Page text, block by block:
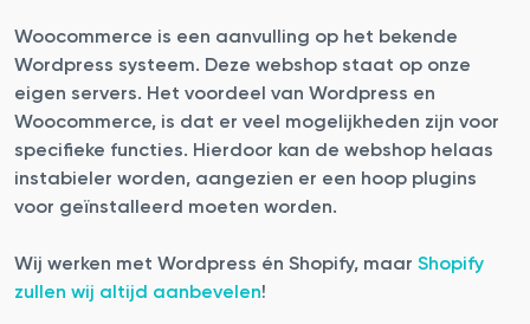
Woocommerce is een aanvulling op het bekende
Wordpress systeem. Deze webshop staat op onze
eigen servers. Het voordeel van Wordpress en
Woocommerce, is dat er veel mogelijkheden zijn voor
specifieke functies. Hierdoor kan de webshop helaas
instabieler worden, aangezien er een hoop plugins
voor geïnstalleerd moeten worden.
Wij werken met Wordpress én Shopify, maar Shopify
zullen wij altijd aanbevelen!